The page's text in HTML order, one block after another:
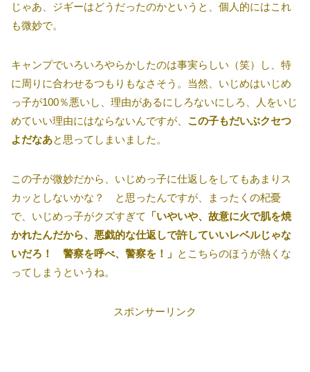
じゃあ、ジギーはどうだったのかというと、個人的にはこれ
も微妙で。
キャンプでいろいろやらかしたのは事実らしい（笑）し、特
に周りに合わせるつもりもなさそう。当然、いじめはいじめ
っ子が100％悪いし、理由があるにしろないにしろ、人をいじ
めていい理由にはならないんですが、 この子もだいぶクセつ
よだなあと思ってしまいました。
この子が微妙だから、いじめっ子に仕返しをしてもあまりス
カッとしないかな？ と思ったんですが、まったくの杞憂
で、いじめっ子がクズすぎて
「いやいや、故意に火で肌を焼
かれたんだから、悪戯的な仕返しで許していいレベルじゃな
いだろ！ 警察を呼べ、警察を！」 とこちらのほうが熱くな
ってしまうというね。
スポンサーリンク